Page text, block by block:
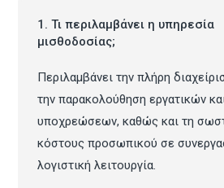
1. Τι περιλαμβάνει η υπηρεσία
μισθοδοσίας;
Περιλαμβάνει την πλήρη
την παρακολούθηση εργατικών
υποχρεώσεων, καθώς και τη
κόστους προσωπικού σε
λογιστική λειτουργία.